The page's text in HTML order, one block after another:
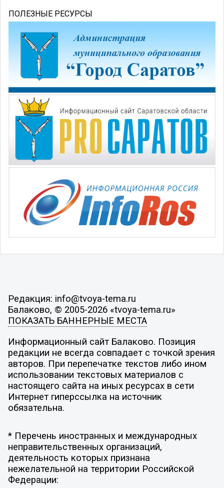
ПОЛЕЗНЫЕ РЕСУРСЫ
Редакция: info@tvoya-tema.ru
Балаково, © 2005-2026 «tvoya-tema.ru»
ПОКАЗАТЬ БАННЕРНЫЕ МЕСТА
Информационный сайт Балаково. Позиция
редакции не всегда совпадает с точкой зрения
авторов. При перепечатке текстов либо ином
использовании текстовых материалов с
настоящего сайта на иных ресурсах в сети
Интернет гиперссылка на источник
обязательна.
* Перечень иностранных и международных
неправительственных организаций,
деятельность которых признана
нежелательной на территории Российской
Федерации: